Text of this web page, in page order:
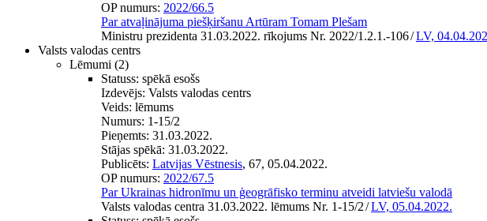
OP numurs: 2022/66.5
Par atvaļinājuma piešķiršanu Artūram Tomam Plešam
Ministru prezidenta 31.03.2022. rīkojums Nr. 2022/1.2.1.-106/LV,
Valsts valodas centrs
Lēmumi (2)
Statuss: spēkā esošs
Izdevējs: Valsts valodas centrs
Veids: lēmums
Numurs: 1-15/2
Pieņemts: 31.03.2022.
Stājas spēkā: 31.03.2022.
Publicēts: Latvijas Vēstnesis, 67, 05.04.2022.
OP numurs: 2022/67.5
Par Ukrainas hidronīmu un ģeogrāfisko terminu atveidi latviešu valodā
Valsts valodas centra 31.03.2022. lēmums Nr. 1-15/2/LV, 05.04.2022.